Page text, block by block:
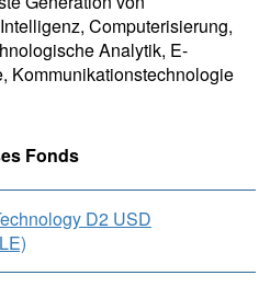
Computerisierung,
Analytik, E-
Kommunikationstechnologie
Fonds
D2 USD